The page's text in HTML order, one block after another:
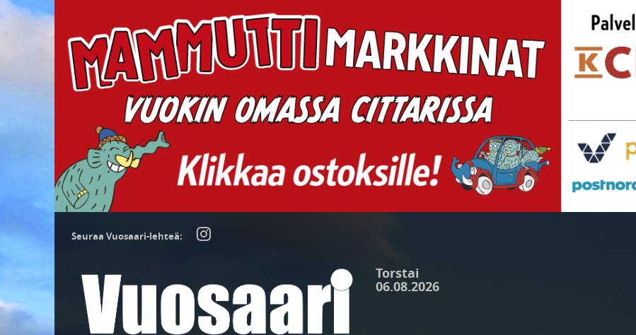
Seuraa Vuosaari-lehteä:
Torstai
06.08.2026